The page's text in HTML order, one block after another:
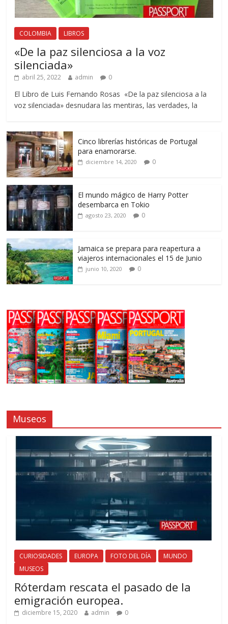
COLOMBIA LIBROS
«De la paz silenciosa a la voz
silenciada»
abril 25, 2022 admin 0
El Libro de Luis Fernando Rosas «De la paz silenciosa a la
voz silenciada» desnudara las mentiras, las verdades, la
Cinco librerías históricas de Portugal
para enamorarse.
diciembre 14, 2020 0
El mundo mágico de Harry Potter
desembarca en Tokio
agosto 23, 2020 0
Jamaica se prepara para reapertura a
viajeros internacionales el 15 de Junio
junio 10, 2020 0
Museos
CURIOSIDADES EUROPA FOTO DEL DÍA
MUNDO
MUSEOS
Róterdam rescata el pasado de la
emigración europea.
diciembre 15, 2020 admin 0